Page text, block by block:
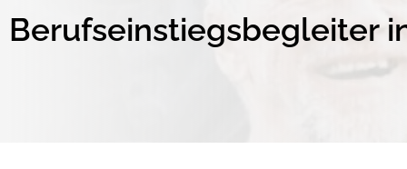
Berufseinstiegsbegleiter